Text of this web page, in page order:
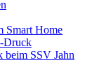
Smart Home
Druck
beim SSV Jahn